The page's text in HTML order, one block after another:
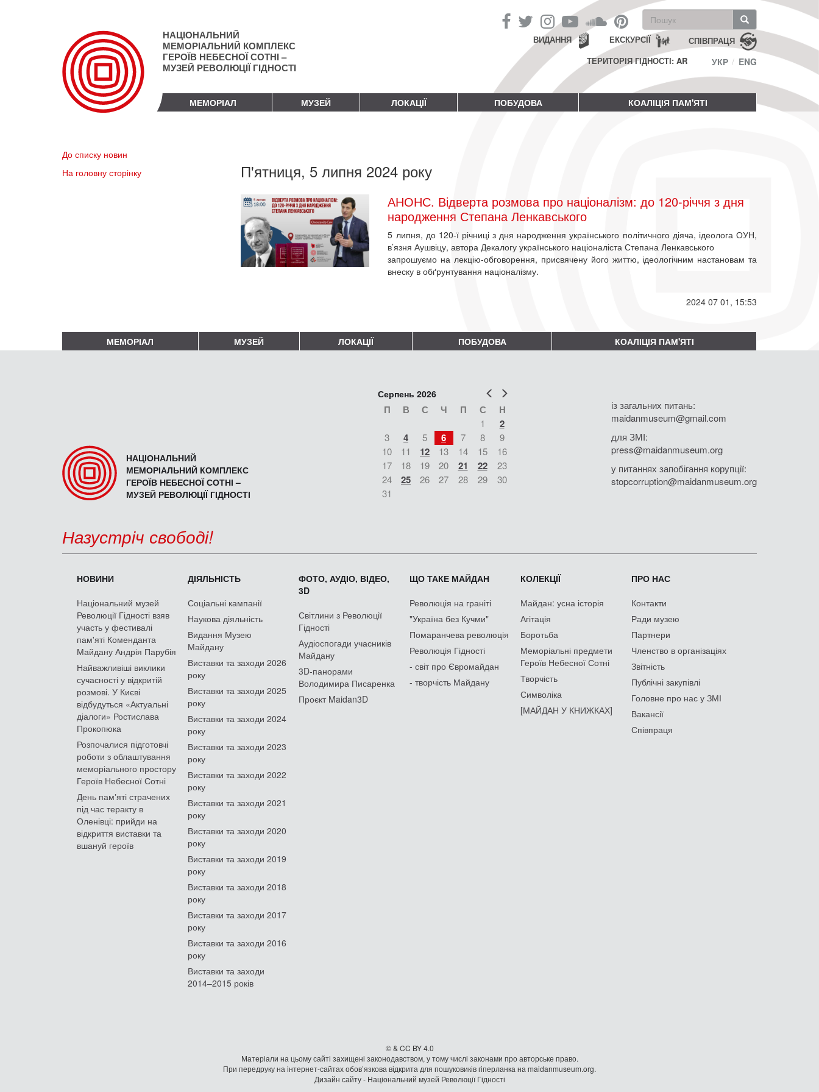
НАЦІОНАЛЬНИЙ
МЕМОРІАЛЬНИЙ КОМПЛЕКС
ГЕРОЇВ НЕБЕСНОЇ СОТНІ –
МУЗЕЙ РЕВОЛЮЦІЇ ГІДНОСТІ
Пошукова
форма
Пошук СПІВПРАЦЯ
ЕКСКУРСІЇ
ВИДАННЯ
ТЕРИТОРІЯ ГІДНОСТІ: AR
УКР ENG
МЕМОРІАЛ МУЗЕЙ ЛОКАЦІЇ ПОБУДОВА КОАЛІЦІЯ ПАМ'ЯТІ
До списку новин
На головну сторінку
П'ятниця, 5 липня 2024 року
АНОНС. Відверта розмова про націоналізм: до 120-річчя з дня
народження Степана Ленкавського
5 липня, до 120-ї річниці з дня народження українського політичного діяча, ідеолога ОУН,
в’язня Аушвіцу, автора Декалогу українського націоналіста Степана Ленкавського
запрошуємо на лекцію-обговорення, присвячену його життю, ідеологічним настановам та
внеску в обґрунтування націоналізму.
2024 07 01, 15:53
МЕМОРІАЛ МУЗЕЙ ЛОКАЦІЇ ПОБУДОВА КОАЛІЦІЯ ПАМ'ЯТІ
НАЦІОНАЛЬНИЙ
МЕМОРІАЛЬНИЙ КОМПЛЕКС
ГЕРОЇВ НЕБЕСНОЇ СОТНІ –
МУЗЕЙ РЕВОЛЮЦІЇ ГІДНОСТІ
Попер
Серпень 2026
П В С Ч П С Н
1 2
3 4 5 6 7 8
9
10
11 12 13 14 15
16
17
18 19 20 21 22
23
24
25 26 27 28 29
30
31
із загальних питань:
maidanmuseum@gmail.com
для ЗМІ:
press@maidanmuseum.org
у питаннях запобігання корупції:
stopcorruption@maidanmuseum.org
Назустріч свободі!
НОВИНИ
Національний музей
Революції Гідності взяв
участь у фестивалі
пам'яті Коменданта
Майдану Андрія Парубія
Найважливіші виклики
сучасності у відкритій
розмові. У Києві
відбудуться «Актуальні
діалоги» Ростислава
Прокопюка
Розпочалися підготовчі
роботи з облаштування
меморіального простору
Героїв Небесної Сотні
День памʼяті страчених
під час теракту в
Оленівці: прийди на
відкриття виставки та
вшануй героїв
ДІЯЛЬНІСТЬ
Соціальні кампанії
Наукова діяльність
Видання Музею
Майдану
Виставки та заходи 2026
року
Виставки та заходи 2025
року
Виставки та заходи 2024
року
Виставки та заходи 2023
року
Виставки та заходи 2022
року
Виставки та заходи 2021
року
Виставки та заходи 2020
року
Виставки та заходи 2019
року
Виставки та заходи 2018
року
Виставки та заходи 2017
року
Виставки та заходи 2016
року
Виставки та заходи
2014–2015 років
ФОТО, АУДІО, ВІДЕО,
3D
Світлини з Революції
Гідності
Аудіоспогади учасників
Майдану
3D-панорами
Володимира Писаренка
Проєкт Maidan3D
ЩО ТАКЕ МАЙДАН
Революція на граніті
"Україна без Кучми"
Помаранчева революція
Революція Гідності
- світ про Євромайдан
- творчість Майдану
КОЛЕКЦІЇ
Майдан: усна історія
Агітація
Боротьба
Меморіальні предмети
Героїв Небесної Сотні
Творчість
Символіка
[МАЙДАН У КНИЖКАХ]
ПРО НАС
Контакти
Ради музею
Партнери
Членство в організаціях
Звітність
Публічні закупівлі
Головне про нас у ЗМІ
Вакансії
Співпраця
© & CC BY 4.0
Матеріали на цьому сайті захищені законодавством, у тому числі законами про авторське право.
При передруку на iнтернет-сайтах обов’язкова відкрита для пошуковиків гiперланка на maidanmuseum.org.
Дизайн сайту - Національний музей Революції Гідності